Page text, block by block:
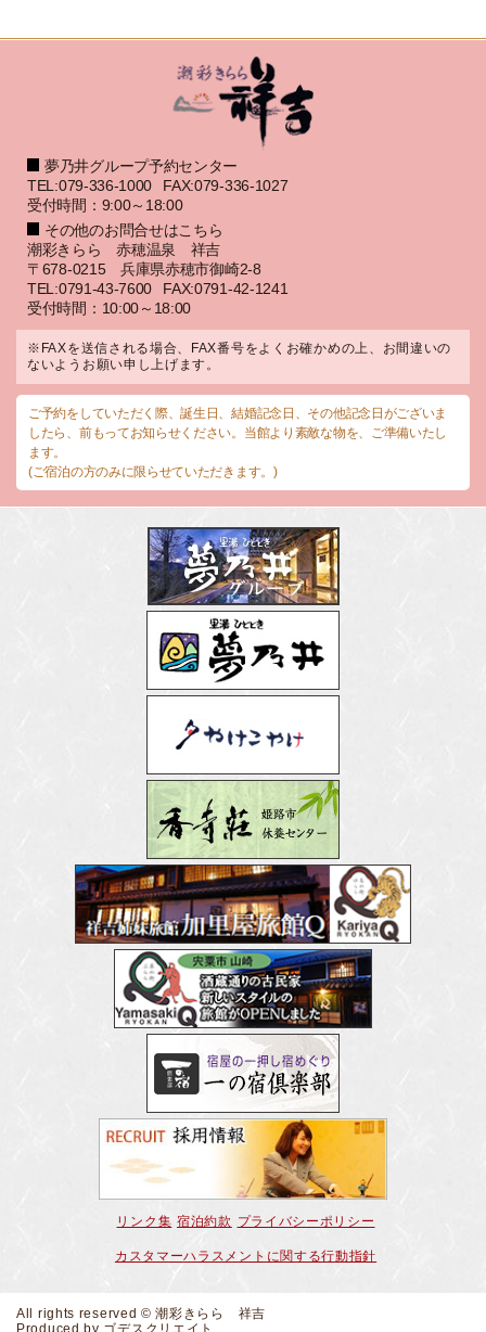
夢乃井グループ予約センター
TEL:079-336-1000
FAX:079-336-1027
受付時間：9:00～18:00
その他のお問合せはこちら
潮彩きらら 赤穂温泉 祥吉
〒678-0215 兵庫県赤穂市御崎2-8
TEL:0791-43-7600
FAX:0791-42-1241
受付時間：10:00～18:00
※FAXを送信される場合、FAX番号をよくお確かめの上、お間違いの
ないようお願い申し上げます。
ご予約をしていただく際、誕生日、結婚記念日、その他記念日がございま
したら、前もってお知らせください。当館より素敵な物を、ご準備いたし
ます。
(ご宿泊の方のみに限らせていただきます。)
リンク集 宿泊約款 プライバシーポリシー
カスタマーハラスメントに関する行動指針
All rights reserved © 潮彩きらら 祥吉